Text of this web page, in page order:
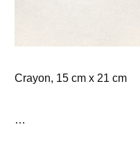
Crayon, 15 cm x 21 cm
…